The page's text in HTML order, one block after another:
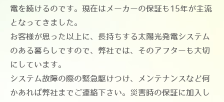
電を続けるのです。現在はメーカーの保証も15年が主流
となってきました。
お客様が思った以上に、長持ちする太陽光発電システム
のある暮らしですので、弊社では、そのアフターも大切
にしています。
システム故障の際の緊急駆けつけ、メンテナンスなど何
かあれば弊社までご連絡下さい。災害時の保証に加入し